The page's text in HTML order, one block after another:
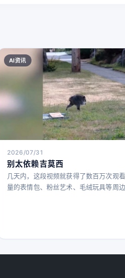
AI资讯
2026/07/31
别太依赖吉莫西
几天内，这段视频就获得了数百万次观
量的表情包、粉丝艺术、毛绒玩具等周
兄弟姐妹在一起的画面，进一步丰富了